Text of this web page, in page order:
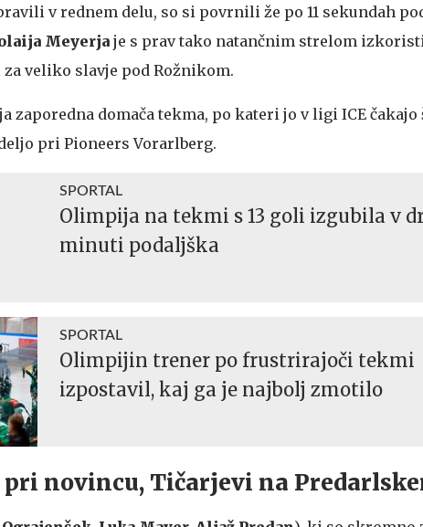
v rednem delu, so si povrnili že po 11 sekundah
Meyerja je s prav tako natančnim strelom
veliko slavje pod Rožnikom.
zaporedna domača tekma, po kateri jo v ligi ICE
pri Pioneers Vorarlberg.
SPORTAL
Olimpija na tekmi s 13 goli izgubila v
minuti podaljška
SPORTAL
Olimpijin trener po frustrirajoči tekmi
izpostavil, kaj ga je najbolj zmotilo
novincu, Tičarjevi na